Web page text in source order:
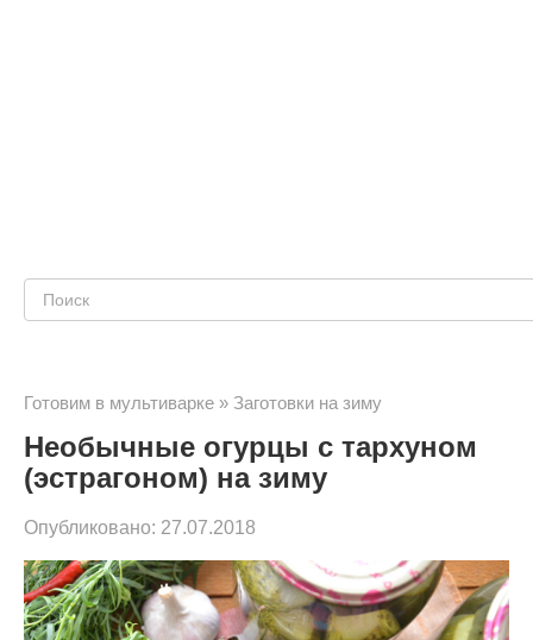
Поиск:
Готовим в мультиварке » Заготовки на зиму
Необычные огурцы с тархуном
(эстрагоном) на зиму
Опубликовано: 27.07.2018